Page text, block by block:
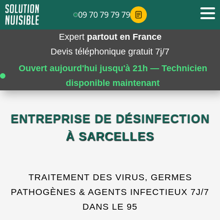
Expert partout en France
Devis téléphonique gratuit 7j/7
Ouvert aujourd'hui jusqu'à 21h — Technicien
disponible maintenant
ENTREPRISE DE DÉSINFECTION
À SARCELLES
TRAITEMENT DES VIRUS, GERMES
PATHOGÈNES & AGENTS INFECTIEUX 7J/7
DANS LE 95
09 70 79 79 79